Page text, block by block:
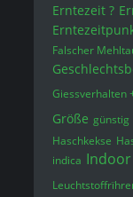
Erntezeit ?
Falscher
Giessverhalten
Größe günstig
Haschkekse
indica Indoor